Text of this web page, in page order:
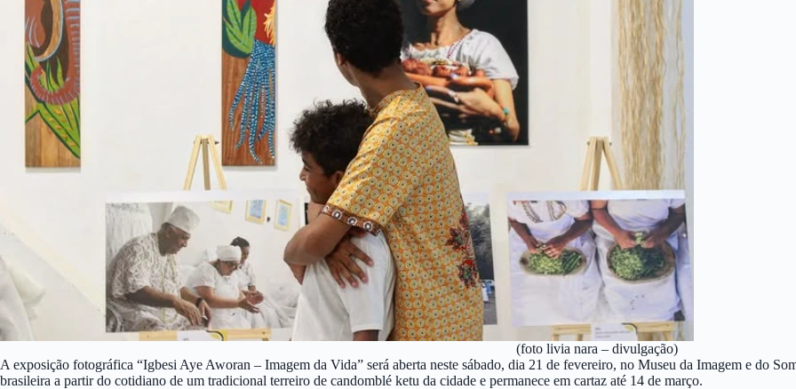
(foto livia nara – divulgação)
A exposição fotográfica “Igbesi Aye Aworan – Imagem da Vida” será aberta neste sábado, dia 21 de fevereiro, no Museu da Imagem e do
brasileira a partir do cotidiano de um tradicional terreiro de candomblé ketu da cidade e permanece em cartaz até 14 de março.